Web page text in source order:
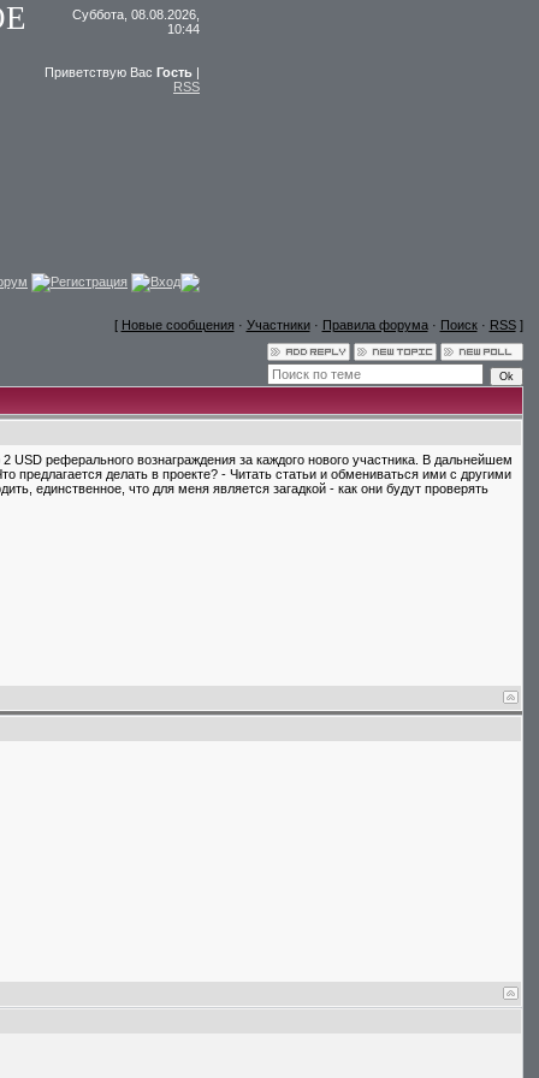
Суббота, 08.08.2026,
10:44
Приветствую Вас Гость |
RSS
Регистрация Вход
[ Новые сообщения · Участники· Правила форума· Поиск· RSS]
USD реферального вознаграждения за каждого нового участника. В дальнейшем
делать в проекте? - Читать статьи и обмениваться ими с другими
единственное, что для меня является загадкой - как они будут проверять